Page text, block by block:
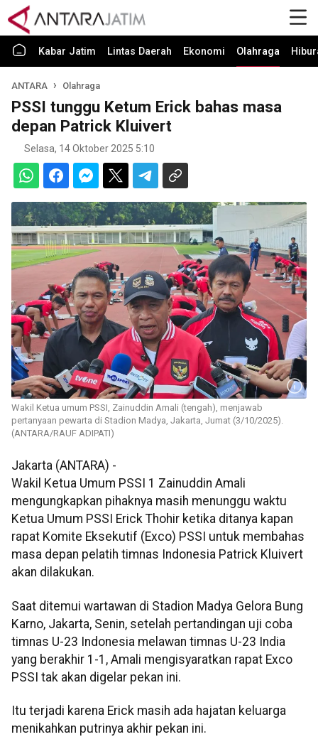
Kabar Jatim Lintas Daerah Ekonomi Olahraga
ANTARA Olahraga
PSSI tunggu Ketum Erick bahas masa
depan Patrick Kluivert
Selasa, 14 Oktober 2025 5:10
Wakil Ketua umum PSSI, Zainuddin Amali (tengah), menjawab
pertanyaan pewarta di Stadion Madya, Jakarta, Jumat (3/10/2025).
(ANTARA/RAUF ADIPATI)
Jakarta (ANTARA) -
Wakil Ketua Umum PSSI 1 Zainuddin Amali
mengungkapkan pihaknya masih menunggu waktu
Ketua Umum PSSI Erick Thohir ketika ditanya kapan
rapat Komite Eksekutif (Exco) PSSI untuk membahas
masa depan pelatih timnas Indonesia Patrick Kluivert
akan dilakukan.
Saat ditemui wartawan di Stadion Madya Gelora Bung
Karno, Jakarta, Senin, setelah pertandingan uji coba
timnas U-23 Indonesia melawan timnas U-23 India
yang berakhir 1-1, Amali mengisyaratkan rapat Exco
PSSI tak akan digelar pekan ini.
Itu terjadi karena Erick masih ada hajatan keluarga
menikahkan putrinya akhir pekan ini.